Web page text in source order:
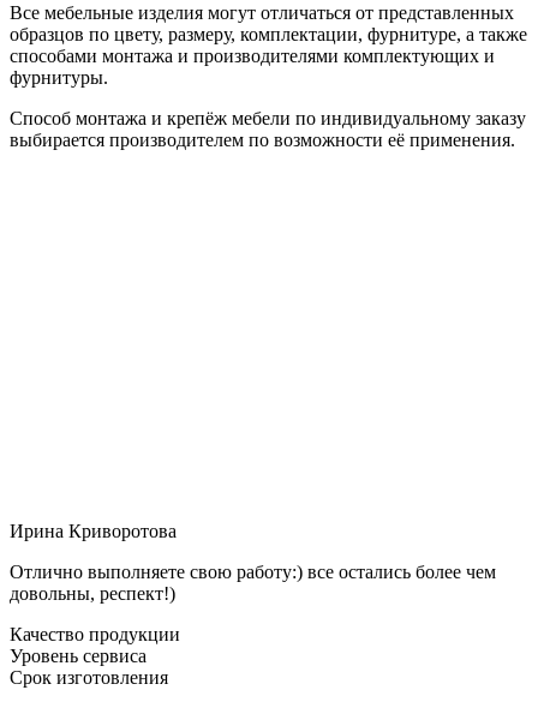
Все мебельные изделия могут отличаться от представленных
образцов по цвету, размеру, комплектации, фурнитуре, а также
способами монтажа и производителями комплектующих и
фурнитуры.
Способ монтажа и крепёж мебели по индивидуальному заказу
выбирается производителем по возможности её применения.
Ирина Криворотова
Отлично выполняете свою работу:) все остались более чем
довольны, респект!)
Качество продукции
Уровень сервиса
Срок изготовления